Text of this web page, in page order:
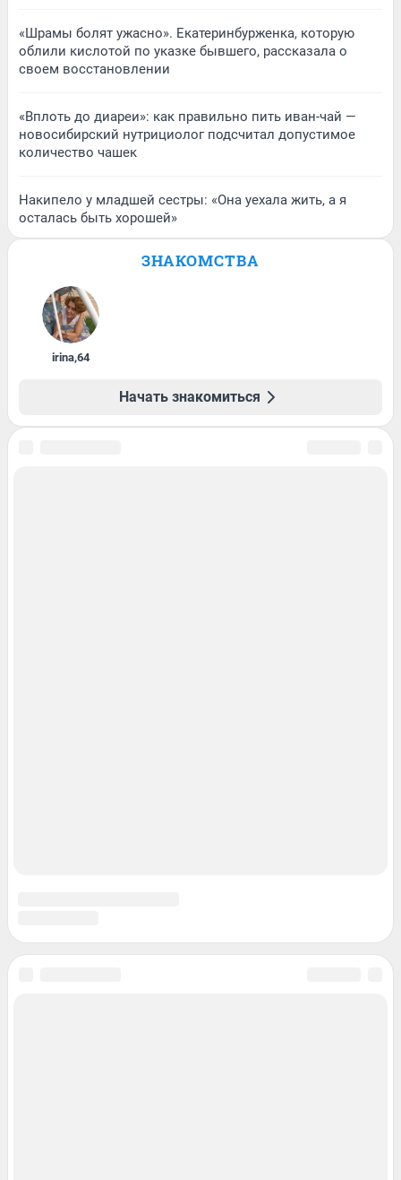
«Шрамы болят ужасно». Екатеринбурженка, которую
облили кислотой по указке бывшего, рассказала о
своем восстановлении
«Вплоть до диареи»: как правильно пить иван-чай —
новосибирский нутрициолог подсчитал допустимое
количество чашек
Накипело у младшей сестры: «Она уехала жить, а я
осталась быть хорошей»
ЗНАКОМСТВА
irina,64
Начать знакомиться